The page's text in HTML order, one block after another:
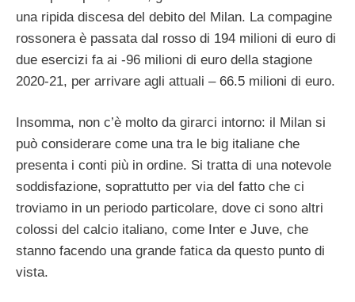
una ripida discesa del debito del Milan. La compagine
rossonera è passata dal rosso di 194 milioni di euro di
due esercizi fa ai -96 milioni di euro della stagione
2020-21, per arrivare agli attuali – 66.5 milioni di euro.
Insomma, non c’è molto da girarci intorno: il Milan si
può considerare come una tra le big italiane che
presenta i conti più in ordine. Si tratta di una notevole
soddisfazione, soprattutto per via del fatto che ci
troviamo in un periodo particolare, dove ci sono altri
colossi del calcio italiano, come Inter e Juve, che
stanno facendo una grande fatica da questo punto di
vista.